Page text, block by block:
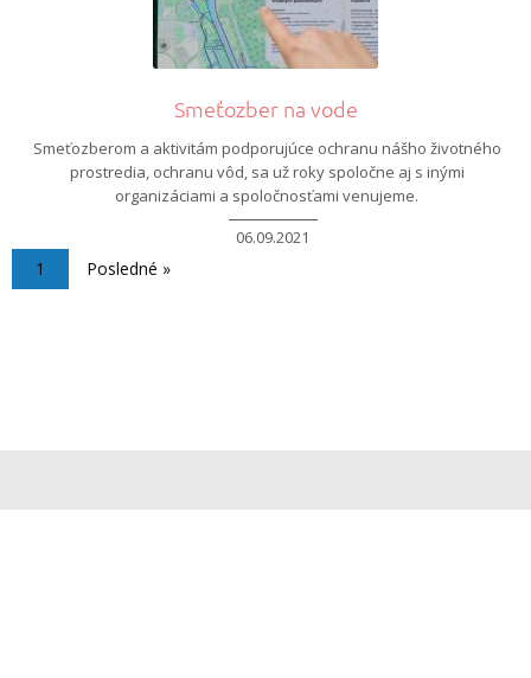
Smeťozber na vode
Smeťozberom a aktivitám podporujúce ochranu nášho životného
prostredia, ochranu vôd, sa už roky spoločne aj s inými
organizáciami a spoločnosťami venujeme.
06.09.2021
Aktuálna stránka
1 Posledná strana
Posledné »